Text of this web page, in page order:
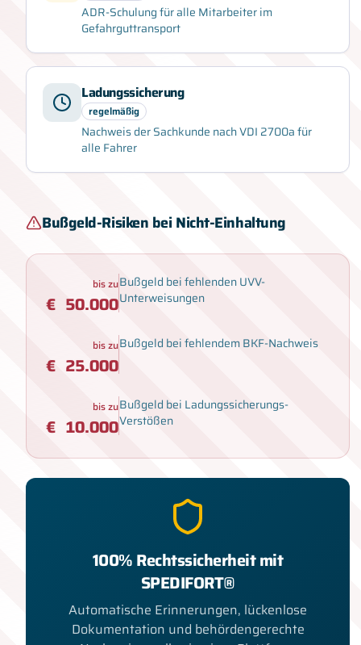
ADR-Schulung für alle Mitarbeiter im
Gefahrguttransport
Ladungssicherung
regelmäßig
Nachweis der Sachkunde nach VDI 2700a für
alle Fahrer
Bußgeld-Risiken bei Nicht-Einhaltung
bis zu
€ 50.000
Bußgeld bei fehlenden UVV-
Unterweisungen
bis zu
€ 25.000
Bußgeld bei fehlendem BKF-Nachweis
bis zu
€ 10.000
Bußgeld bei Ladungssicherungs-
Verstößen
100% Rechtssicherheit mit
SPEDIFORT®
Automatische Erinnerungen, lückenlose
Dokumentation und behördengerechte